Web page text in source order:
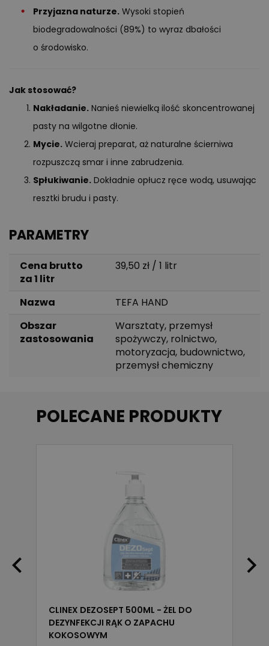
Przyjazna naturze. Wysoki stopień
biodegradowalności (89%) to wyraz dbałości
o środowisko.
Jak stosować?
Nakładanie. Nanieś niewielką ilość skoncentrowanej
pasty na wilgotne dłonie.
Mycie. Wcieraj preparat, aż naturalne ścierniwa
rozpuszczą smar i inne zabrudzenia.
Spłukiwanie. Dokładnie opłucz ręce wodą, usuwając
resztki brudu i pasty.
PARAMETRY
Cena brutto
za 1 litr
39,50 zł / 1 litr
Nazwa
TEFA HAND
Obszar
zastosowania
Warsztaty, przemysł
spożywczy, rolnictwo,
motoryzacja, budownictwo,
przemysł chemiczny
POLECANE PRODUKTY
CLINEX DEZOSEPT 500ML - ŻEL DO
DEZYNFEKCJI RĄK O ZAPACHU
KOKOSOWYM